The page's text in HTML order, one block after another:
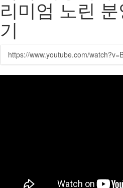
리미엄 노린
기
https://www.youtube.com/